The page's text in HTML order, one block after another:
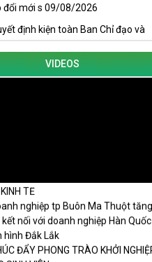
đổi mới s 09/08/2026
định kiện toàn Ban Chỉ đạo và
việc B09/08/2026
VIDEOS
MẠC TECHFEST 2024
TECHFEST DAKLAK 2024
SÁNG TẠO KHỞI NGHIỆP, PHÁT
TẾ
nghiệp tp Buôn Ma Thuột tăng
nối với doanh nghiệp Hàn Quốc
hình Đắk Lắk
ĐẨY PHONG TRÀO KHỞI NGHIỆP
SINH VIÊN